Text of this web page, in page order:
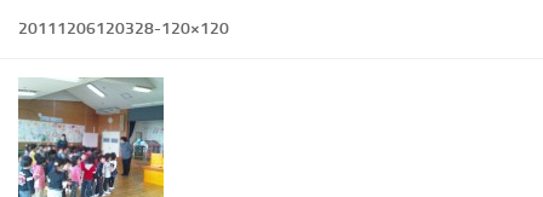
20111206120328-120×120